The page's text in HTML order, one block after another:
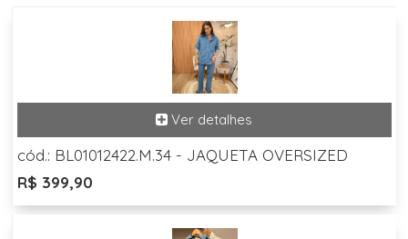
cód.: BL01012422.M.34 - JAQUETA OVERSIZED
R$ 399,90